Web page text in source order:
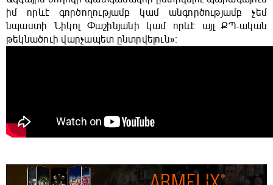
իմ որևէ գործողությամբ կամ անգործությամբ չեմ
նպաստի Նիկոլ Փաշինյանի կամ որևէ այլ ՔՊ-ական
թեկնածուի վարչապետ ընտրվելուն»։